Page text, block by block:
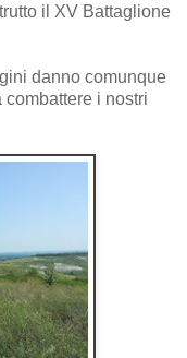
il XV Battaglione
danno comunque
i nostri